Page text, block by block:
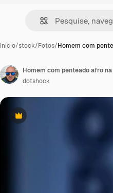
Início/stock/Fotos/Homem com
Premium
Homem com penteado afro
dotshock